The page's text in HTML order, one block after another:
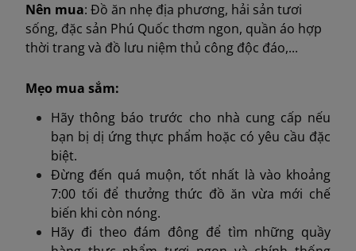
Nên mua: Đồ ăn nhẹ địa phương, hải sản tươi
sống, đặc sản Phú Quốc thơm ngon, quần áo hợp
thời trang và đồ lưu niệm thủ công độc đáo,...
Mẹo mua sắm:
Hãy thông báo trước cho nhà cung cấp nếu
bạn bị dị ứng thực phẩm hoặc có yêu cầu đặc
biệt.
Đừng đến quá muộn, tốt nhất là vào khoảng
7:00 tối để thưởng thức đồ ăn vừa mới chế
biến khi còn nóng.
Hãy đi theo đám đông để tìm những quầy